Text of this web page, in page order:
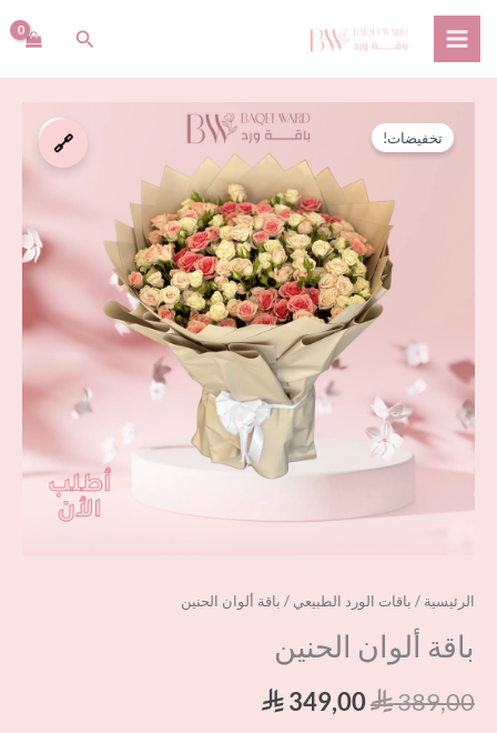
تخطي
المحتوى
البحث
تخفيضات! 🔗
الرئيسية / باقات الورد الطبيعي / باقة ألوان الحنين
باقة ألوان الحنين
⃁389,00
السعر
الأصلي
⃁ 389,00.
⃁ 349,00
السعر
الحالي
هو:
⃁ 349,00.
باقة